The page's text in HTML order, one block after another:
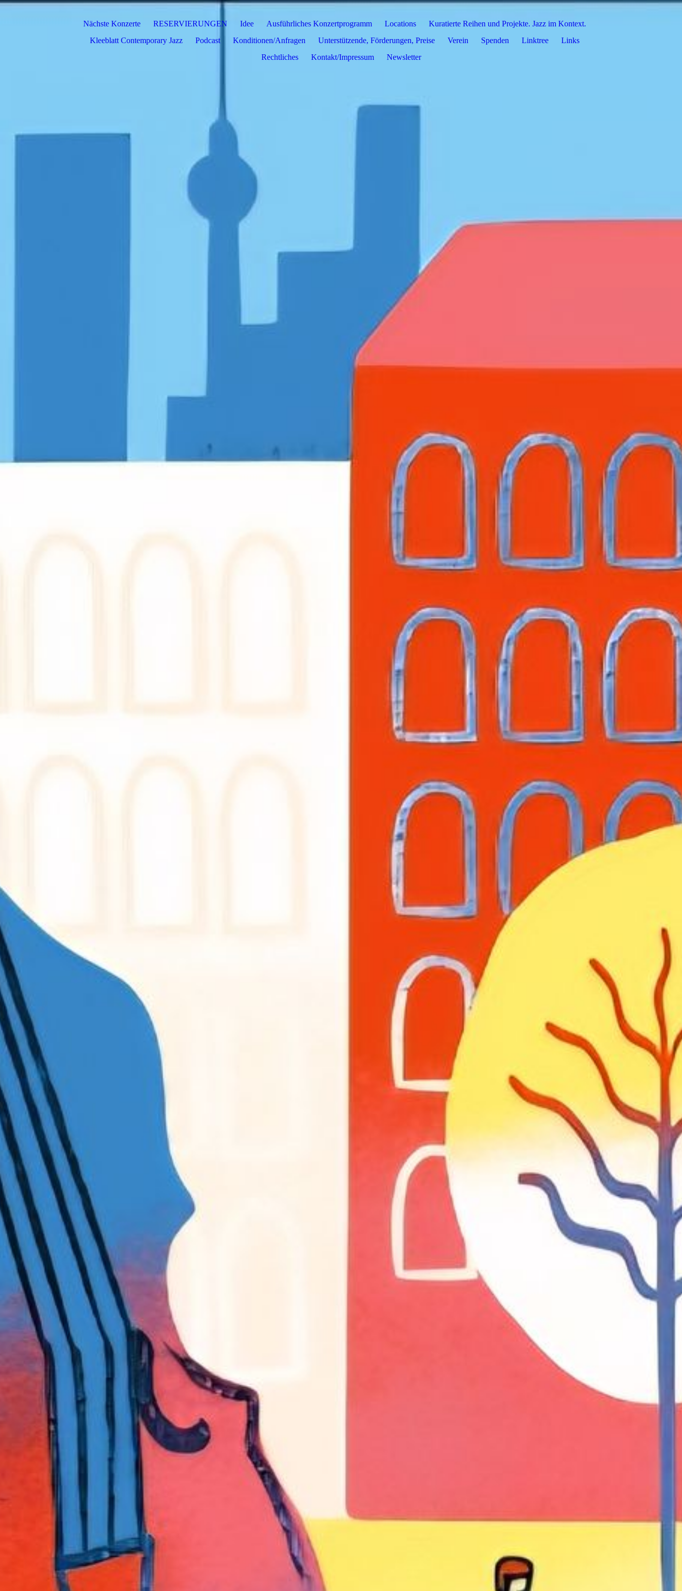
Nächste Konzerte RESERVIERUNGEN Idee Ausführliches Konzertprogramm Locations
Kuratierte Reihen und Projekte. Jazz im Kontext.
Kleeblatt Contemporary Jazz
Podcast Konditionen/Anfragen Unterstützende, Förderungen, Preise Verein Spenden Linktree
Links
Rechtliches
Kontakt/Impressum Newsletter